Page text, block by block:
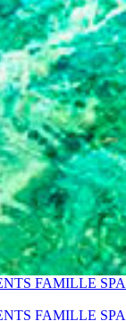
FAMILLE SPA
FAMILLE SPA